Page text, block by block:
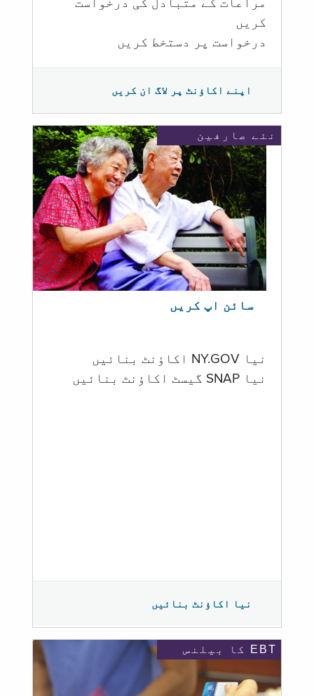
مراعات کے متبادل کی درخواست
کریں
درخواست پر دستخط کریں
اپنے اکاؤنٹ پر لاگ ان کریں
نئے صارفین
سائن اپ کریں
نیا NY.GOV اکاؤنٹ بنائیں
نیا SNAP گیسٹ اکاؤنٹ بنائیں
نیا اکاؤنٹ بنائیں
EBT کا بیلنس